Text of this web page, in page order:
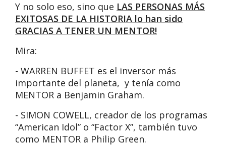
Y no solo eso, sino que LAS PERSONAS MÁS
EXITOSAS DE LA HISTORIA lo han sido
GRACIAS A TENER UN MENTOR!
Mira:
- WARREN BUFFET es el inversor más
importante del planeta, y tenía como
MENTOR a Benjamin Graham.
- SIMON COWELL, creador de los programas
“American Idol” o “Factor X”, también tuvo
como MENTOR a Philip Green.